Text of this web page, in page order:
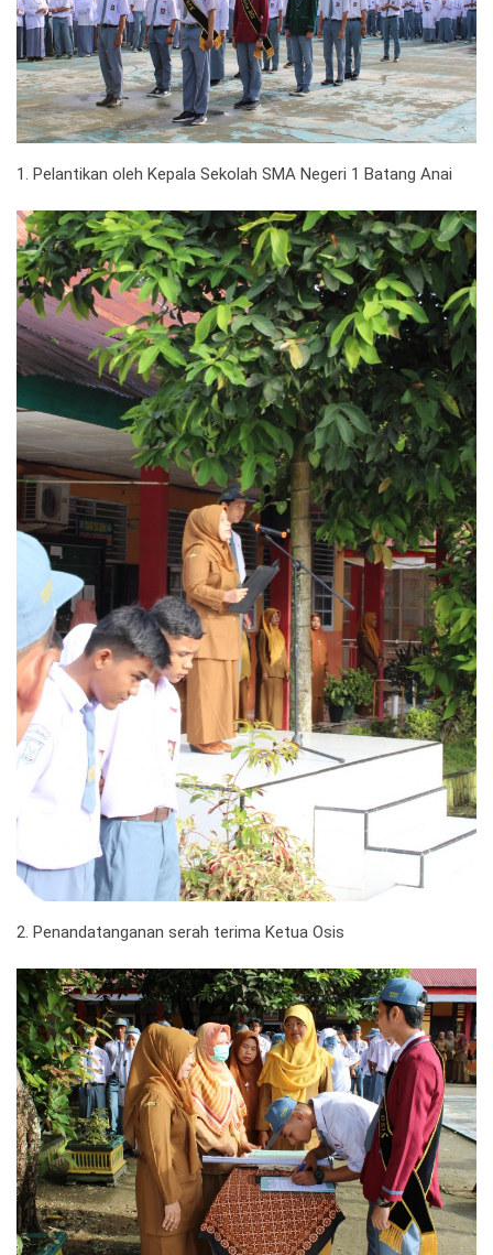
1. Pelantikan oleh Kepala Sekolah SMA Negeri 1 Batang Anai
2. Penandatanganan serah terima Ketua Osis